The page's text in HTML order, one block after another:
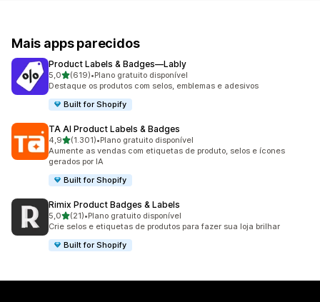
Mais apps parecidos
Product Labels & Badges—Lably
5,0de 5 estrelas
(619)
619 avaliações ao todo
•Plano gratuito disponível
Destaque os produtos com selos, emblemas e adesivos
Built for Shopify
TA AI Product Labels & Badges
4,9de 5 estrelas
(1.301)
1301 avaliações ao todo
•Plano gratuito disponível
Aumente as vendas com etiquetas de produto, selos e ícones
gerados por IA
Built for Shopify
Rimix Product Badges & Labels
5,0de 5 estrelas
(21)
21 avaliações ao todo
•Plano gratuito disponível
Crie selos e etiquetas de produtos para fazer sua loja brilhar
Built for Shopify